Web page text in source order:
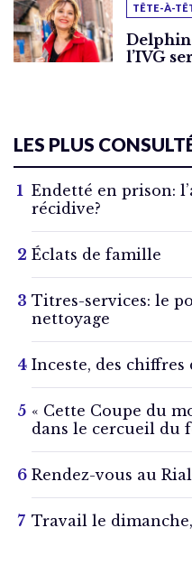
TÊTE-À-
l’IVG
LES PLUS
Endetté en prison:
récidive?
Éclats de famille
Titres-services: le
nettoyage
Inceste, des chiffres
« Cette Coupe du
dans le cercueil du
Rendez-vous au
Travail le